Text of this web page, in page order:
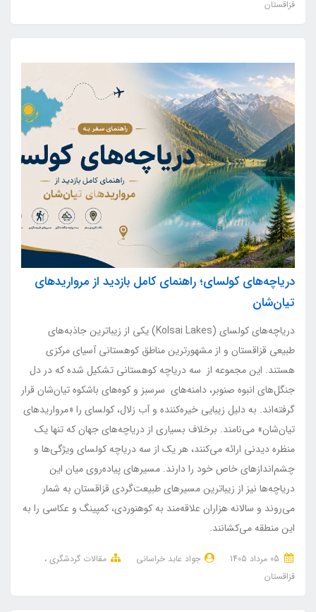
قزاقستان
دریاچه‌های کولسای؛ راهنمای کامل بازدید از مرواریدهای
تیان‌شان
دریاچه‌های کولسای (Kolsai Lakes) یکی از زیباترین جاذبه‌های
طبیعی قزاقستان و از مشهورترین مناطق کوهستانی آسیای مرکزی
هستند. این مجموعه از سه دریاچه کوهستانی تشکیل شده که در دل
جنگل‌های انبوه صنوبر، دامنه‌های سرسبز و کوه‌های باشکوه تیان‌شان قرار
گرفته‌اند. به دلیل زیبایی خیره‌کننده و آب زلال، کولسای را «مرواریدهای
تیان‌شان» می‌نامند. برخلاف بسیاری از دریاچه‌های جهان که تنها یک
منظره دیدنی ارائه می‌کنند، هر یک از سه دریاچه کولسای ویژگی‌ها و
چشم‌اندازهای خاص خود را دارند. مسیرهای پیاده‌روی میان این
دریاچه‌ها نیز از زیباترین مسیرهای طبیعت‌گردی قزاقستان به شمار
می‌روند و سالانه هزاران علاقه‌مند به کوهنوردی، کمپینگ و عکاسی را به
این منطقه می‌کشانند.
جواد عابد خراسانی
مقالات گردشگری
قزاقستان